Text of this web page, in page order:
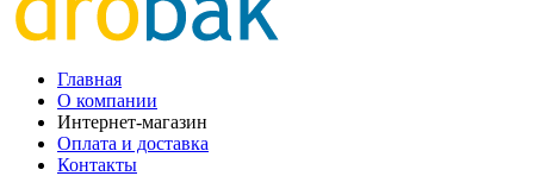
Главная
О компании
Интернет-магазин
Оплата и доставка
Контакты